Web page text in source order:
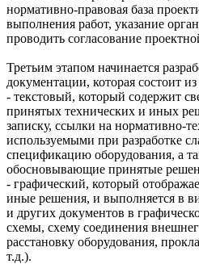
нормативно-правовая база
выполнения работ, указание
проводить согласование
Третьим этапом начинается
документации, которая состоит из
- текстовый, который содержит
принятых технических и иных
записку, ссылки на нормативно-
используемыми при разработке
спецификацию оборудования, а
обосновывающие принятые
- графический, который
иные решения, и выполняется в
и других документов в
схемы, схему соединения
расстановку оборудования,
т.д.).